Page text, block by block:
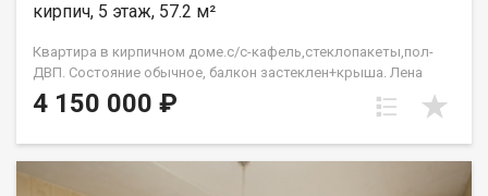
кирпич, 5 этаж, 57.2 м²
Квартира в кирпичном доме.с/с-кафель,стеклопакеты,пол-
ДВП. Состояние обычное, балкон застеклен+крыша. Лена
Васильева
4 150 000 ₽